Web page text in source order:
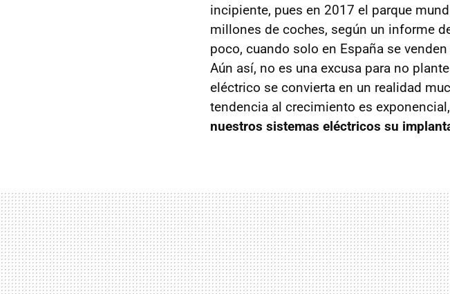
incipiente, pues en 2017 el parque
millones de coches, según un informe
poco, cuando solo en España se
Aún así, no es una excusa para no
eléctrico se convierta en un realidad
tendencia al crecimiento es
nuestros sistemas eléctricos su